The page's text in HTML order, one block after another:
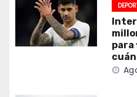
Inter
para